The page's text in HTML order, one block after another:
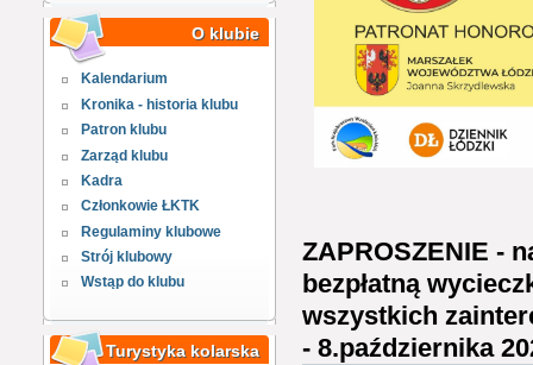
O klubie
Kalendarium
Kronika - historia klubu
Patron klubu
Zarząd klubu
Kadra
Członkowie ŁKTK
Regulaminy klubowe
Strój klubowy
Wstąp do klubu
Turystyka kolarska
ZAPROSZENIE -
bezpłatną
wszystkich
- 8.października